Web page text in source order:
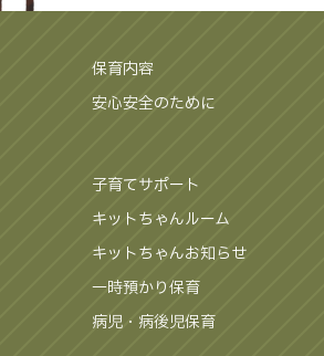
保育内容
安心安全のために
子育てサポート
キットちゃんルーム
キットちゃんお知らせ
一時預かり保育
病児・病後児保育